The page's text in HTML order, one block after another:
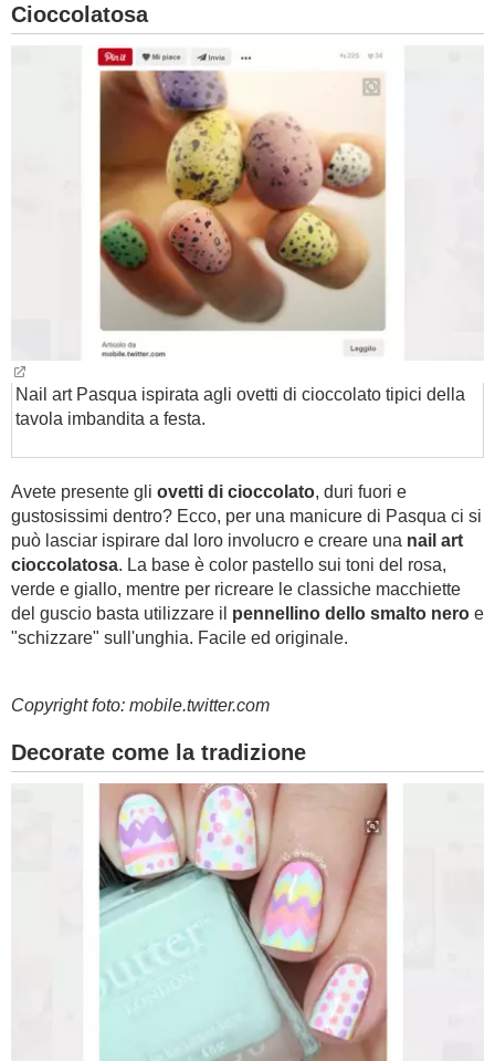
Cioccolatosa
Nail art Pasqua ispirata agli ovetti di cioccolato tipici della
tavola imbandita a festa.
Avete presente gli ovetti di cioccolato, duri fuori e
gustosissimi dentro? Ecco, per una manicure di Pasqua ci si
può lasciar ispirare dal loro involucro e creare una nail art
cioccolatosa. La base è color pastello sui toni del rosa,
verde e giallo, mentre per ricreare le classiche macchiette
del guscio basta utilizzare il pennellino dello smalto nero e
"schizzare" sull'unghia. Facile ed originale.
Copyright foto: mobile.twitter.com
Decorate come la tradizione